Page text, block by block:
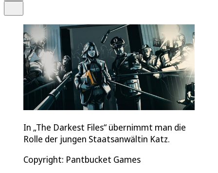
In „The Darkest Files“ übernimmt man die
Rolle der jungen Staatsanwältin Katz.
Copyright: Pantbucket Games